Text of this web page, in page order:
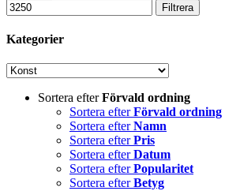
Filtrera
Kategorier
Sortera efterFörvald ordning
Sortera efterFörvald ordning
Sortera efterNamn
Sortera efterPris
Sortera efterDatum
Sortera efterPopularitet
Sortera efterBetyg